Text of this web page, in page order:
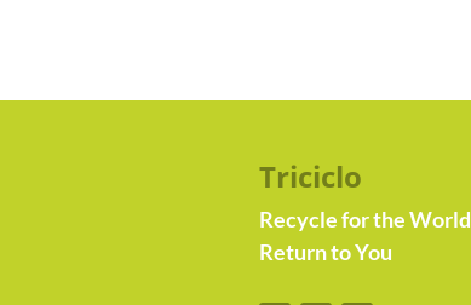
Triciclo
Recycle for the World
Return to You